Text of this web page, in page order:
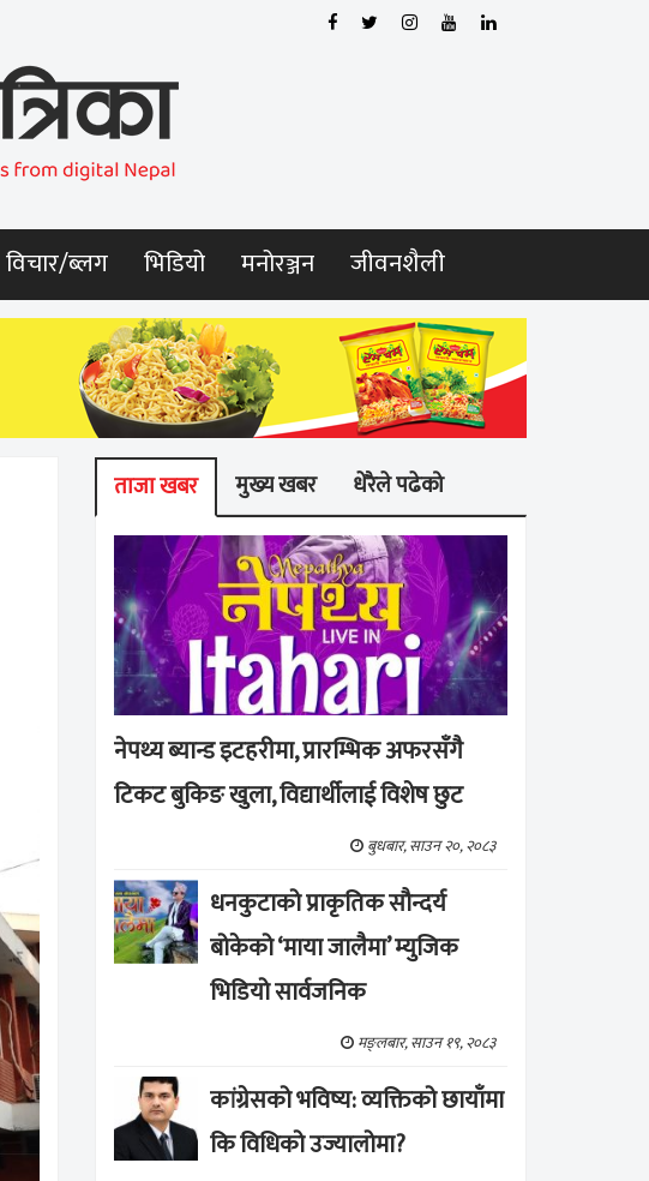
विचार/ब्लग भिडियो मनोरञ्जन जीवनशैली
ताजा खबर मुख्य खबर धेरैले पढेको
नेपथ्य ब्यान्ड इटहरीमा, प्रारम्भिक अफरसँगै
टिकट बुकिङ खुला, विद्यार्थीलाई विशेष छुट
बुधबार, साउन २०, २०८३
धनकुटाको प्राकृतिक सौन्दर्य
बोकेको ‘माया जालैमा’ म्युजिक
भिडियो सार्वजनिक
मङ्लबार, साउन १९, २०८३
कांग्रेसको भविष्य: व्यक्तिको छायाँमा
कि विधिको उज्यालोमा?